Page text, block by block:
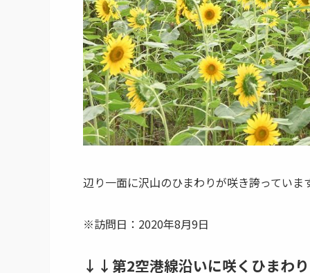
辺り一面に沢山のひまわりが咲き誇っていま
※訪問日：2020年8月9日
↓↓第2空港線沿いに咲くひまわ